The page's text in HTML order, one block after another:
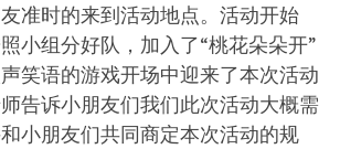
准时的来到活动地点。活动开始
小组分好队，加入了“桃花朵朵开”
笑语的游戏开场中迎来了本次活动
告诉小朋友们我们此次活动大概需
小朋友们共同商定本次活动的规